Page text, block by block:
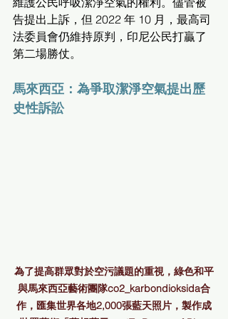
告提出上訴，但 2022 年 10 月，最高司
法委員會仍維持原判，印尼公民打贏了
第二場勝仗。
馬來西亞：為爭取潔淨空氣提出歷
史性訴訟
為了提高群眾對於空污議題的重視，綠色和平
與馬來西亞藝術團隊co2_karbondioksida合
作，匯集世界各地2,000張藍天照片，製作成